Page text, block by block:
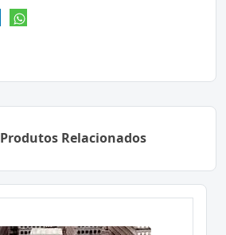
Produtos Relacionados